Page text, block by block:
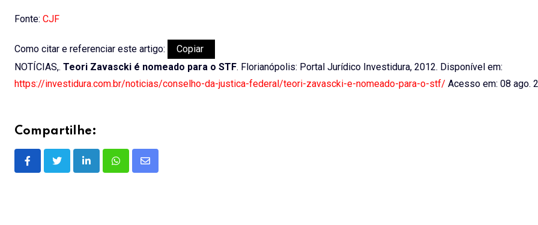
Fonte: CJF
Como citar e referenciar este artigo:
Copiar
NOTÍCIAS,. Teori Zavascki é nomeado para o STF. Florianópolis: Portal Jurídico Investidura, 2012. Disponível em:
https://investidura.com.br/noticias/conselho-da-justica-federal/teori-zavascki-e-nomeado-para-o-stf/ Acesso em: 08 ago.
Compartilhe:
LinkedInWhatsappShare